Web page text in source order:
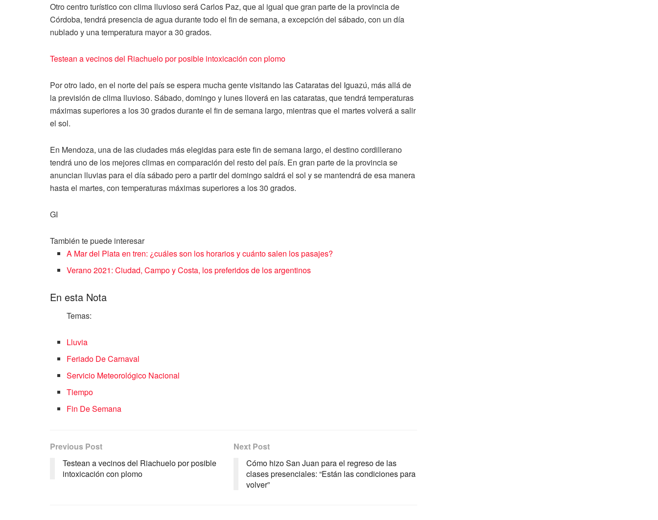
Otro centro turístico con clima lluvioso será Carlos Paz, que al igual que gran parte de la provincia de
Córdoba, tendrá presencia de agua durante todo el fin de semana, a excepción del sábado, con un día
nublado y una temperatura mayor a 30 grados.
Testean a vecinos del Riachuelo por posible intoxicación con plomo
Por otro lado, en el norte del país se espera mucha gente visitando las Cataratas del Iguazú, más allá de
la previsión de clima lluvioso. Sábado, domingo y lunes lloverá en las cataratas, que tendrá temperaturas
máximas superiores a los 30 grados durante el fin de semana largo, mientras que el martes volverá a salir
el sol.
En Mendoza, una de las ciudades más elegidas para este fin de semana largo, el destino cordillerano
tendrá uno de los mejores climas en comparación del resto del país. En gran parte de la provincia se
anuncian lluvias para el día sábado pero a partir del domingo saldrá el sol y se mantendrá de esa manera
hasta el martes, con temperaturas máximas superiores a los 30 grados.
GI
También te puede interesar
A Mar del Plata en tren: ¿cuáles son los horarios y cuánto salen los pasajes?
Verano 2021: Ciudad, Campo y Costa, los preferidos de los argentinos
En esta Nota
Temas:
Lluvia
Feriado De Carnaval
Servicio Meteorológico Nacional
Tiempo
Fin De Semana
Previous Post
Testean a vecinos del Riachuelo por posible
intoxicación con plomo
Next Post
Cómo hizo San Juan para el regreso de las
clases presenciales: “Están las condiciones para
volver”